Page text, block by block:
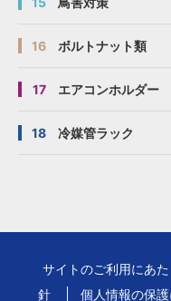
16 ボルトナット類
17 エアコンホルダー
18 冷媒管ラック
サイトのご利用にあ
針
個人情報の保